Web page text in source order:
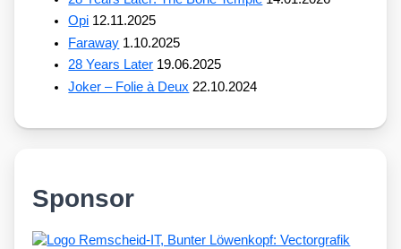
Opi 12.11.2025
Faraway 1.10.2025
28 Years Later 19.06.2025
Joker – Folie à Deux 22.10.2024
Sponsor